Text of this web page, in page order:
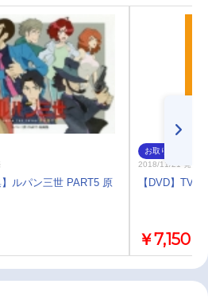
】ルパン三世 PART5 原
お取り寄せ
2018/11/21 発売
【DVD】TV
￥7,150